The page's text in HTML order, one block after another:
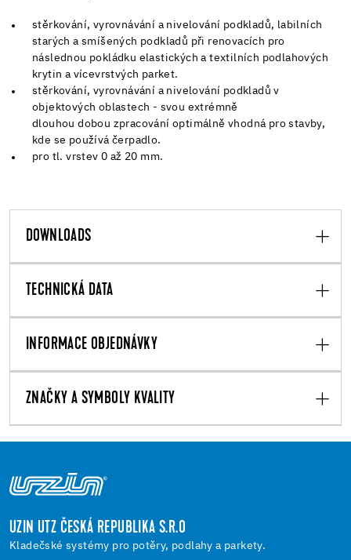
stěrkování, vyrovnávání a nivelování podkladů, labilních
starých a smíšených podkladů při renovacích pro
následnou pokládku elastických a textilních podlahových
krytin a vícevrstvých parket.
stěrkování, vyrovnávání a nivelování podkladů v
objektových oblastech - svou extrémně
dlouhou dobou zpracování optimálně vhodná pro stavby,
kde se používá čerpadlo.
pro tl. vrstev 0 až 20 mm.
DOWNLOADS
TECHNICKÁ DATA
INFORMACE OBJEDNÁVKY
ZNAČKY A SYMBOLY KVALITY
UZIN UTZ ČESKÁ REPUBLIKA S.R.O
Kladečské systémy pro potěry, podlahy a parkety.